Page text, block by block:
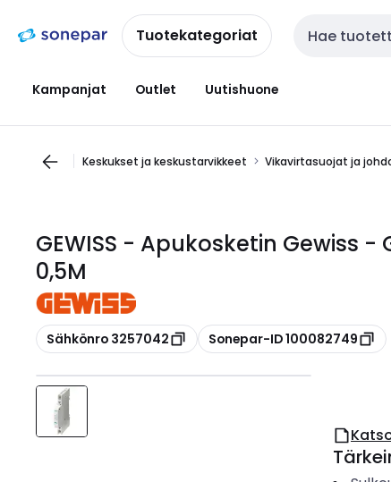
navigointiinsisältöönTuotekategoriat Haku
Kampanjat Outlet Uutishuone
Keskukset ja keskustarvikkeet Vikavirtasuojat ja
GEWISS - Apukosketin Gewiss -
0,5M
Kopioi
Sähkönro 3257042 Kopioi
Sonepar-ID 100082749